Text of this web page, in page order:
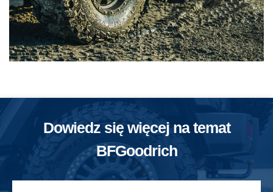
Dowiedz się więcej na temat
BFGoodrich